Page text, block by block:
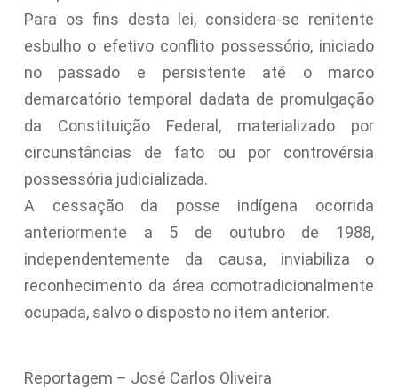
Para os fins desta lei, considera-se renitente
esbulho o efetivo conflito possessório, iniciado
no passado e persistente até o marco
demarcatório temporal dadata de promulgação
da Constituição Federal, materializado por
circunstâncias de fato ou por controvérsia
possessória judicializada.
A cessação da posse indígena ocorrida
anteriormente a 5 de outubro de 1988,
independentemente da causa, inviabiliza o
reconhecimento da área comotradicionalmente
ocupada, salvo o disposto no item anterior.
Reportagem – José Carlos Oliveira